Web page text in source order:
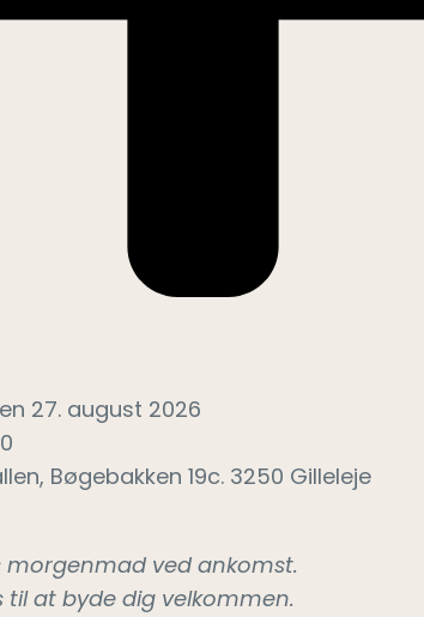
27. august 2026
Bøgebakken 19c. 3250 Gilleleje
morgenmad ved ankomst.
at byde dig velkommen.